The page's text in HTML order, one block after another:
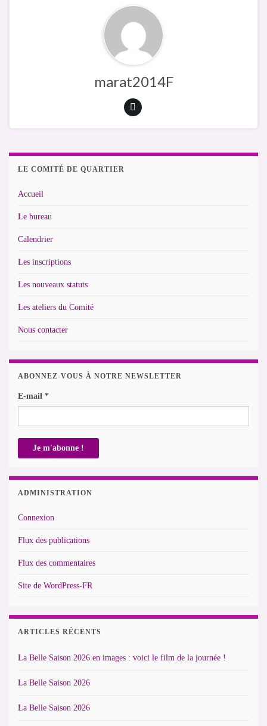
marat2014F
LE COMITÉ DE QUARTIER
Accueil
Le bureau
Calendrier
Les inscriptions
Les nouveaux statuts
Les ateliers du Comité
Nous contacter
ABONNEZ-VOUS À NOTRE NEWSLETTER
E-mail *
ADMINISTRATION
Connexion
Flux des publications
Flux des commentaires
Site de WordPress-FR
ARTICLES RÉCENTS
La Belle Saison 2026 en images : voici le film de la journée !
La Belle Saison 2026
La Belle Saison 2026